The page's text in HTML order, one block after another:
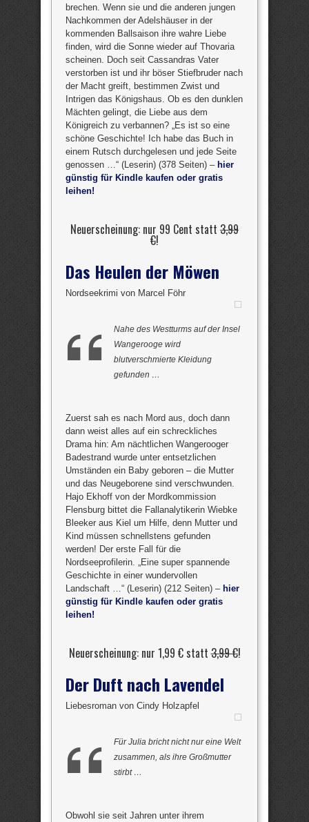
brechen. Wenn sie und die anderen jungen
Nachkommen der Adelshäuser in der
kommenden Ballsaison ihre wahre Liebe
finden, wird die Sonne wieder auf Thovaria
scheinen. Doch seit Cassandras Vater
verstorben ist und ihr böser Stiefbruder nach
der Macht greift, bestimmen Zwist und
Intrigen das Königshaus. Ob es den dunklen
Mächten gelingt, die Liebe aus dem
Königreich zu verbannen? „Es ist so eine
schöne Geschichte! Ich habe das Buch in
einem Rutsch durchgelesen und jede Seite
genossen …“ (Leserin) (378 Seiten) – hier
günstig für Kindle kaufen oder gratis
leihen!
Neuerscheinung: nur 99 Cent statt 3,99
€!
Das Heulen der Möwen
Nordseekrimi von Marcel Föhr
Nahe des Westturms auf der Insel
Wangerooge wird
blutverschmierte Kleidung
gefunden …
Zuerst sah es nach Mord aus, doch dann
dann weist alles auf ein schreckliches
Drama hin: Am nächtlichen Wangerooger
Badestrand wurde unter entsetzlichen
Umständen ein Baby geboren – die Mutter
und das Neugeborene sind verschwunden.
Hajo Ekhoff von der Mordkommission
Flensburg bittet die Fallanalytikerin Wiebke
Bleeker aus Kiel um Hilfe, denn Mutter und
Kind müssen schnellstens gefunden
werden! Der erste Fall für die
Nordseeprofilerin. „Eine super spannende
Geschichte in einer wundervollen
Landschaft …“ (Leserin) (212 Seiten) – hier
günstig für Kindle kaufen oder gratis
leihen!
Neuerscheinung: nur 1,99 € statt3,99 €!
Der Duft nach Lavendel
Liebesroman von Cindy Holzapfel
Für Julia bricht nicht nur eine Welt
zusammen, als ihre Großmutter
stirbt …
Obwohl sie seit Jahren unter ihrem